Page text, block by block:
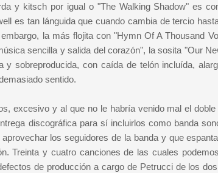
y kitsch por igual o "The Walking Shadow" es
es tan lánguida que cuando cambia de tercio
la más flojita con "Hymn Of A Thousand
sencilla y salida del corazón", la sosita "Our
y sobreproducida, con caída de telón incluída,
sentido.
excesivo y al que no le habría venido mal el
discográfica para sí incluirlos como banda
los seguidores de la banda y que
Treinta y cuatro canciones de las cuales
de producción a cargo de Petrucci de los